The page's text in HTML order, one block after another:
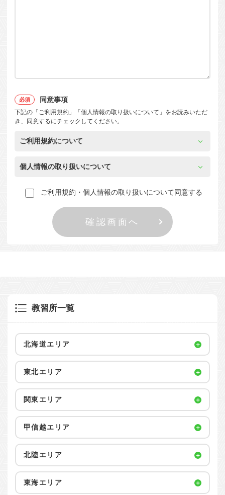
同意事項
下記の「ご利用規約」「個人情報の取り扱いについて」をお読みいただ
き、同意するにチェックしてください。
ご利用規約について
個人情報の取り扱いについて
ご利用規約・個人情報の取り扱いについて同意する
教習所一覧
北海道エリア
東北エリア
関東エリア
甲信越エリア
北陸エリア
東海エリア